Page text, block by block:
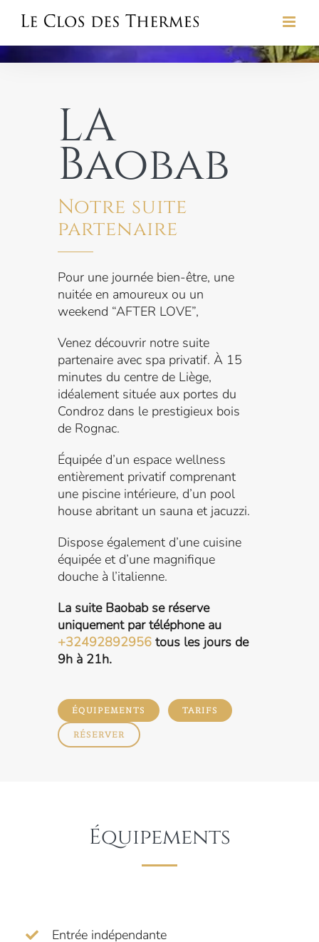
content
LA
Baobab
Notre suite
partenaire
Pour une journée bien-être, une
nuitée en amoureux ou un
weekend “AFTER LOVE”,
Venez découvrir notre suite
partenaire avec spa privatif. À 15
minutes du centre de Liège,
idéalement située aux portes du
Condroz dans le prestigieux bois
de Rognac.
Équipée d’un espace wellness
entièrement privatif comprenant
une piscine intérieure, d’un pool
house abritant un sauna et jacuzzi.
Dispose également d’une cuisine
équipée et d’une magnifique
douche à l’italienne.
La suite Baobab se réserve
uniquement par téléphone au
+32492892956tous les jours de
9h à 21h.
ÉQUIPEMENTS TARIFS
RÉSERVER
Équipements
Entrée indépendante